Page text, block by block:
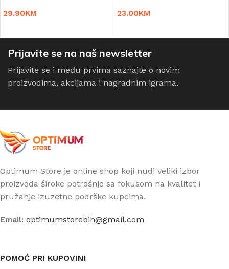
29.90KM 23.00KM
Prijavite se na naš newsletter
Prijavite se i među prvima saznajte o novim
proizvodima, akcijama i nagradnim igrama.
Optimum Store je online shop koji nudi veliki izbor
proizvoda široke potrošnje sa fokusom na kvalitet i
pružanje izuzetne podrške kupcima.
Email: optimumstorebih@gmail.com
POMOĆ PRI KUPOVINI